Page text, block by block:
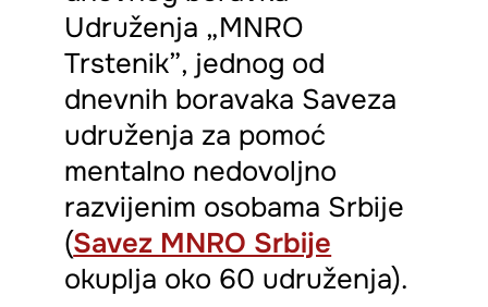
Udruženja „MNRO
Trstenik”, jednog od
dnevnih boravaka Saveza
udruženja za pomoć
mentalno nedovoljno
razvijenim osobama Srbije
(Savez MNRO Srbije
okuplja oko 60 udruženja).